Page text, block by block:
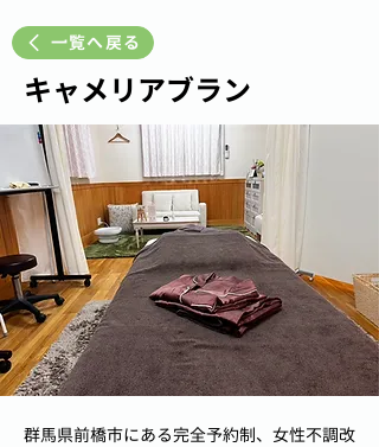
一覧へ戻る
キャメリアブラン
群馬県前橋市にある完全予約制、女性不調改